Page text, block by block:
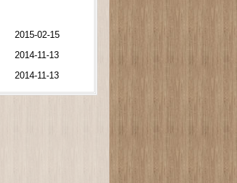
2015-02-15
2014-11-13
2014-11-13